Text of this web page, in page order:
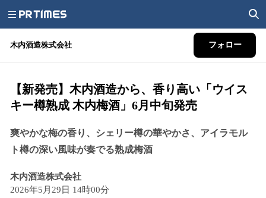
木内酒造株式会社 フォロー
【新発売】木内酒造から、香り高い「ウイス
キー樽熟成 木内梅酒」6月中旬発売
爽やかな梅の香り、シェリー樽の華やかさ、アイラモル
ト樽の深い風味が奏でる熟成梅酒
木内酒造株式会社
2026年5月29日 14時00分